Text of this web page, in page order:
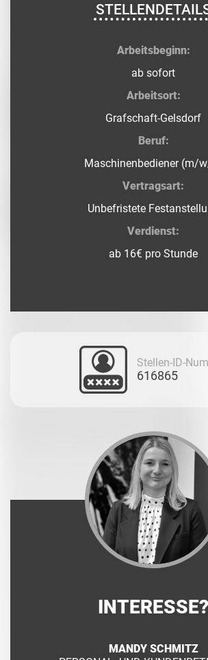
Arbeitsbeginn:
ab sofort
Arbeitsort:
Grafschaft-Gelsdorf
Beruf:
Maschinenbediener (m/
Vertragsart:
Unbefristete
Verdienst:
ab 16€ pro Stunde
Stellen-ID-
616865
INTERESSE?
MANDY SCHMITZ